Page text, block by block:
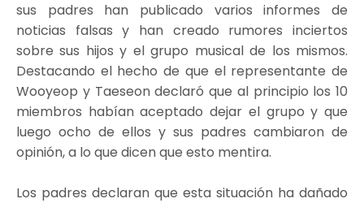
sus padres han publicado varios informes de
noticias falsas y han creado rumores inciertos
sobre sus hijos y el grupo musical de los mismos.
Destacando el hecho de que el representante de
Wooyeop y Taeseon declaró que al principio los 10
miembros habían aceptado dejar el grupo y que
luego ocho de ellos y sus padres cambiaron de
opinión, a lo que dicen que esto mentira.
Los padres declaran que esta situación ha dañado